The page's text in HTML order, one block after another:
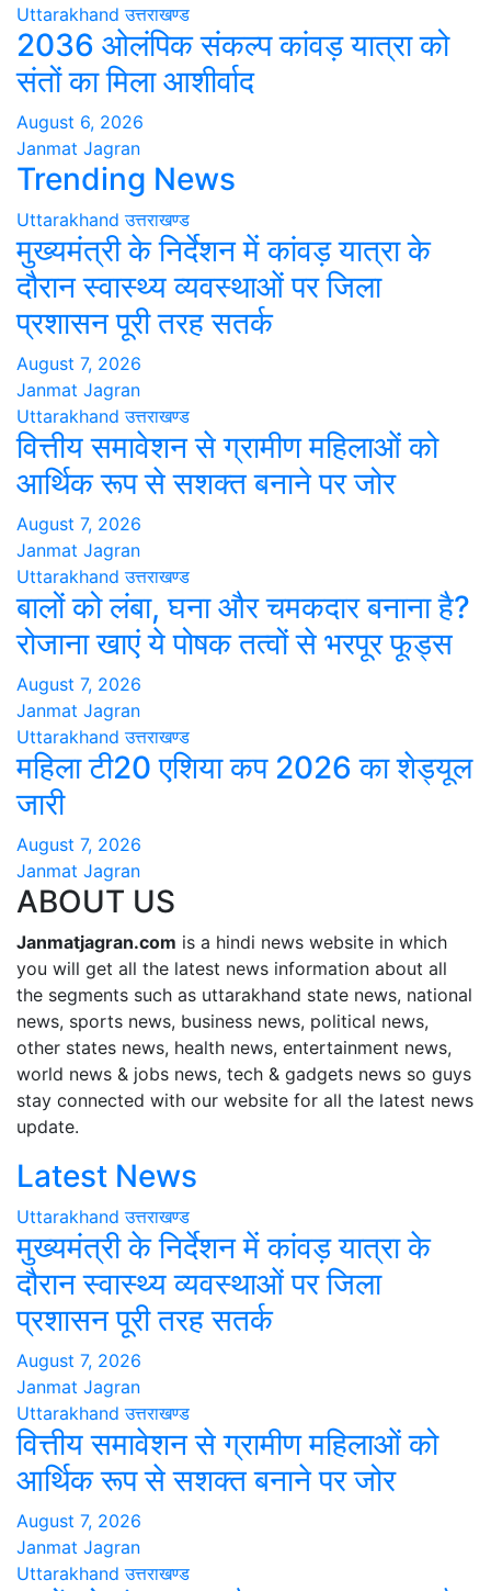
Uttarakhand उत्तराखण्ड
2036 ओलंपिक संकल्प कांवड़ यात्रा को
संतों का मिला आशीर्वाद
August 6, 2026
Janmat Jagran
Trending News
Uttarakhand उत्तराखण्ड
मुख्यमंत्री के निर्देशन में कांवड़ यात्रा के
दौरान स्वास्थ्य व्यवस्थाओं पर जिला
प्रशासन पूरी तरह सतर्क
August 7, 2026
Janmat Jagran
Uttarakhand उत्तराखण्ड
वित्तीय समावेशन से ग्रामीण महिलाओं को
आर्थिक रूप से सशक्त बनाने पर जोर
August 7, 2026
Janmat Jagran
Uttarakhand उत्तराखण्ड
बालों को लंबा, घना और चमकदार बनाना है?
रोजाना खाएं ये पोषक तत्वों से भरपूर फूड्स
August 7, 2026
Janmat Jagran
Uttarakhand उत्तराखण्ड
महिला टी20 एशिया कप 2026 का शेड्यूल
जारी
August 7, 2026
Janmat Jagran
ABOUT US
Janmatjagran.com is a hindi news website in which
you will get all the latest news information about all
the segments such as uttarakhand state news, national
news, sports news, business news, political news,
other states news, health news, entertainment news,
world news & jobs news, tech & gadgets news so guys
stay connected with our website for all the latest news
update.
Latest News
Uttarakhand उत्तराखण्ड
मुख्यमंत्री के निर्देशन में कांवड़ यात्रा के
दौरान स्वास्थ्य व्यवस्थाओं पर जिला
प्रशासन पूरी तरह सतर्क
August 7, 2026
Janmat Jagran
Uttarakhand उत्तराखण्ड
वित्तीय समावेशन से ग्रामीण महिलाओं को
आर्थिक रूप से सशक्त बनाने पर जोर
August 7, 2026
Janmat Jagran
Uttarakhand उत्तराखण्ड